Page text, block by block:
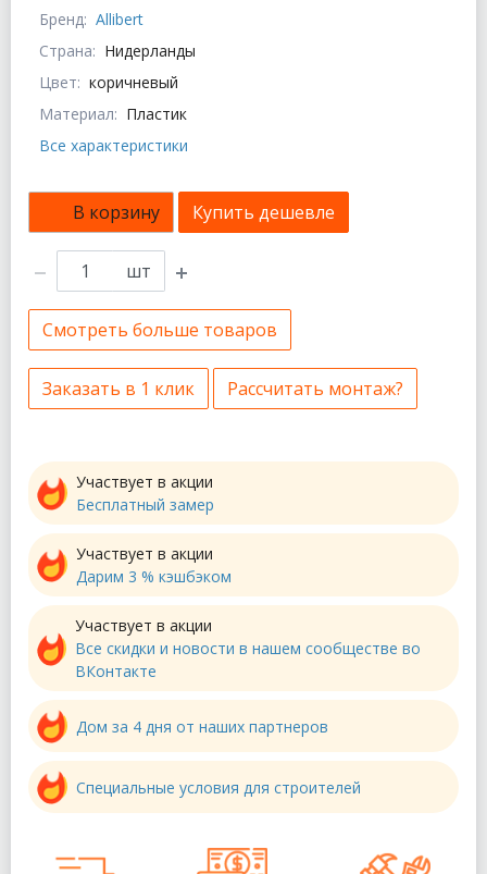
Бренд: Allibert
Страна: Нидерланды
Цвет: коричневый
Материал: Пластик
Все характеристики
В корзину Купить дешевле
шт
Смотреть больше товаров
Заказать в 1 клик Рассчитать монтаж?
Участвует в акции
Бесплатный замер
Участвует в акции
Дарим 3 % кэшбэком
Участвует в акции
Все скидки и новости в нашем сообществе во
ВКонтакте
Дом за 4 дня от наших партнеров
Специальные условия для строителей